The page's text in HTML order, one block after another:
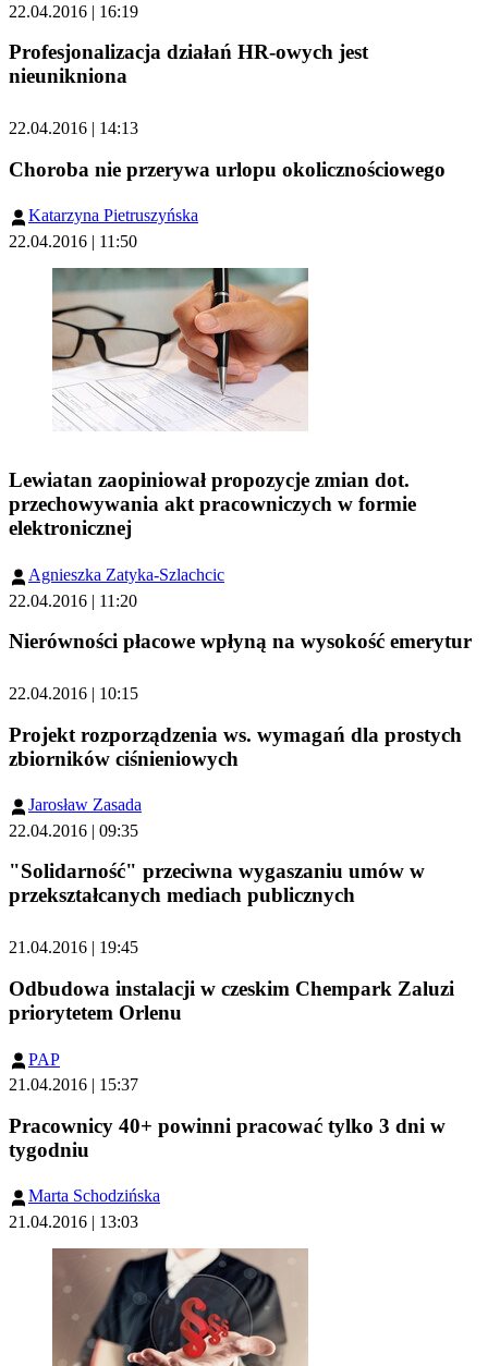
22.04.2016 | 16:19
Profesjonalizacja działań HR-owych jest
nieunikniona
22.04.2016 | 14:13
Choroba nie przerywa urlopu okolicznościowego
Katarzyna Pietruszyńska
22.04.2016 | 11:50
Lewiatan zaopiniował propozycje zmian dot.
przechowywania akt pracowniczych w formie
elektronicznej
Agnieszka Zatyka-Szlachcic
22.04.2016 | 11:20
Nierówności płacowe wpłyną na wysokość emerytur
22.04.2016 | 10:15
Projekt rozporządzenia ws. wymagań dla prostych
zbiorników ciśnieniowych
Jarosław Zasada
22.04.2016 | 09:35
"Solidarność" przeciwna wygaszaniu umów w
przekształcanych mediach publicznych
21.04.2016 | 19:45
Odbudowa instalacji w czeskim Chempark Zaluzi
priorytetem Orlenu
PAP
21.04.2016 | 15:37
Pracownicy 40+ powinni pracować tylko 3 dni w
tygodniu
Marta Schodzińska
21.04.2016 | 13:03